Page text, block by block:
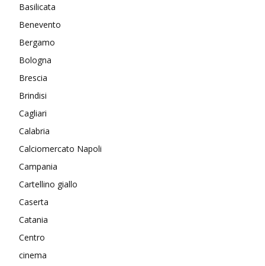
Basilicata
Benevento
Bergamo
Bologna
Brescia
Brindisi
Cagliari
Calabria
Calciomercato Napoli
Campania
Cartellino giallo
Caserta
Catania
Centro
cinema